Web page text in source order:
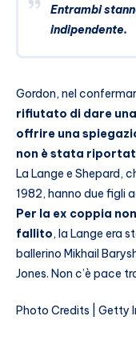
Entrambi
indipendente.
Gordon, nel
rifiutato di dare
offrire una
non è stata
La Lange e Shepard,
1982, hanno due figli
Per la ex coppia
fallito, la Lange era
ballerino Mikhail
Jones. Non c’è pace
Photo Credits | Getty